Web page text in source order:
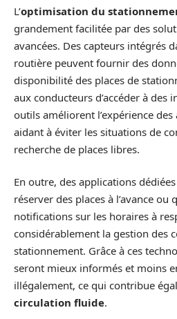
L’optimisation du
grandement facilitée par des
avancées. Des capteurs intégrés
routière peuvent fournir des
disponibilité des places de
aux conducteurs d’accéder à des
outils améliorent l’expérience
aidant à éviter les situations de
recherche de places libres.
En outre, des applications
réserver des places à l’avance
notifications sur les horaires à
considérablement la gestion des
stationnement. Grâce à ces
seront mieux informés et moins
illégalement, ce qui contribue
circulation fluide.